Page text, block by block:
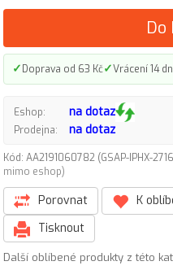
Do
✓Doprava od 63 Kč✓Vrácení 14
Eshop: na dotaz
Prodejna: na dotaz
Kód: AA2191060782 (GSAP-IPHX-
mimo eshop)
Porovnat K
Tisknout
Další oblíbené produkty z této